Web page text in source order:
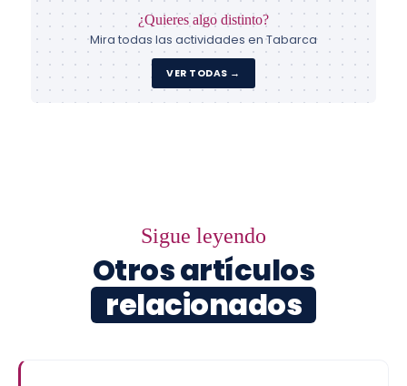
¿Quieres algo distinto?
Mira todas las actividades en Tabarca
VER TODAS →
Sigue leyendo
Otros artículos
relacionados